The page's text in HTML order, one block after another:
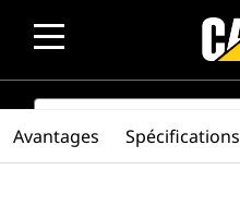
SEARCH
Avantages Spécifications